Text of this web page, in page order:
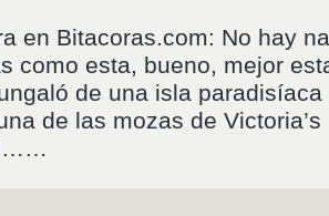
en Bitacoras.com: No hay
como esta, bueno, mejor
de una isla
de las mozas de
l……